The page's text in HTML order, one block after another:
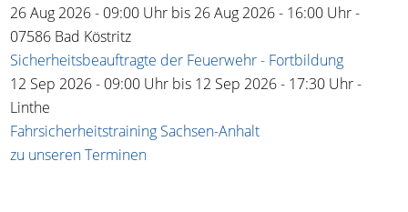
26 Aug 2026 - 09:00 Uhr bis 26 Aug 2026 - 16:00 Uhr-
07586 Bad Köstritz
Sicherheitsbeauftragte der Feuerwehr - Fortbildung
12 Sep 2026 - 09:00 Uhr bis 12 Sep 2026 - 17:30 Uhr-
Linthe
Fahrsicherheitstraining Sachsen-Anhalt
zu unseren Terminen